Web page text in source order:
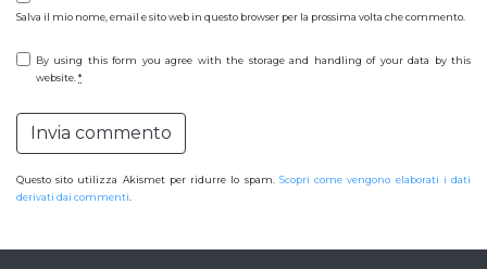
Salva il mio nome, email e sito web in questo browser per la prossima volta che commento.
By using this form you agree with the storage and handling of your data by this
website.*
Questo sito utilizza Akismet per ridurre lo spam. Scopri come vengono elaborati i dati
derivati dai commenti.